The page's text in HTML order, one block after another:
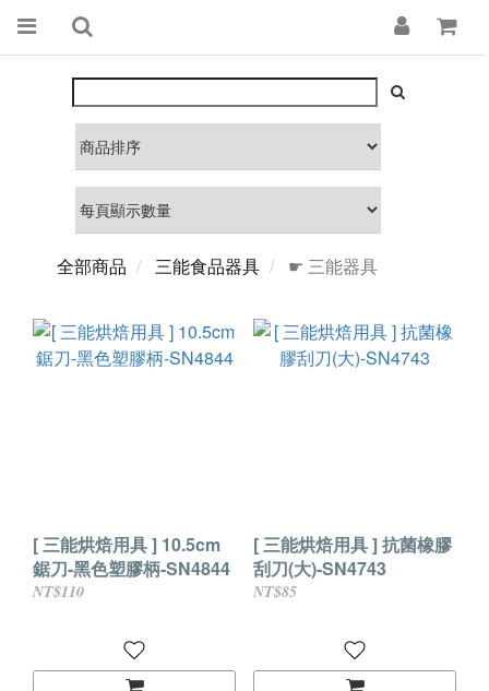
全部商品 三能食品器具 ☛ 三能器具
[ 三能烘焙用具 ] 10.5cm
鋸刀-黑色塑膠柄-SN4844
NT$110
[ 三能烘焙用具 ] 抗菌橡膠
刮刀(大)-SN4743
NT$85